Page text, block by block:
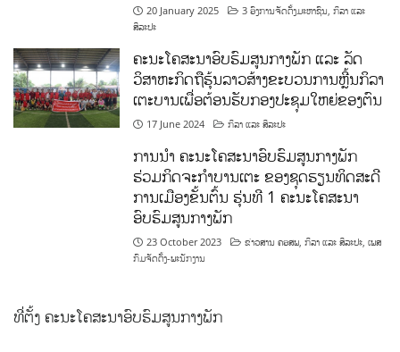
20 January 2025 3 ອົງການຈັດຕັ້ງມະຫາຊົນ,ກິລາ ແລະ
ສິລະປະ
ຄະນະໂຄສະນາອົບຮົມສູນກາງພັກ ແລະ ລັດ
ວິສາຫະກິດຖືຮຸ້ນລາວສ້າງຂະບວນການຫຼີ້ນກິລາ
ເຕະບານເພື່ອຕ້ອນຮັບກອງປະຊຸມໃຫຍ່ຂອງຕົນ
17 June 2024 ກິລາ ແລະ ສິລະປະ
ການນໍາ ຄະນະໂຄສະນາອົບຮົມສູນກາງພັກ
ຮ່ວມກິດຈະກຳບານເຕະ ຂອງຊຸດຮຽນທິດສະດີ
ການເມືອງຂັ້ນຕົ້ນ ຮຸ່ນທີ 1 ຄະນະໂຄສະນາ
ອົບຮົມສູນກາງພັກ
23 October 2023 ຂ່າວສານ ຄອສພ,ກິລາ ແລະ ສິລະປະ,ເພສ
ກົມຈັດຕັ້ງ-ພະນັກງານ
ທີ່ຕັ້ງ ຄະນະໂຄສະນາອົບຮົມສູນກາງພັກ